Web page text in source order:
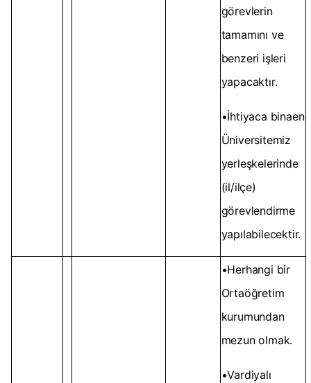
görevlerin
tamamını ve
benzeri işleri
yapacaktır.
•İhtiyaca binaen
Üniversitemiz
yerleşkelerinde
(il/ilçe)
görevlendirme
yapılabilecektir.
•Herhangi bir
Ortaöğretim
kurumundan
mezun olmak.
•Vardiyalı